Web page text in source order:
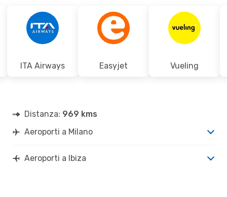
ITA Airways Easyjet Vueling
Distanza: 969 kms
Aeroporti a Milano
Aeroporti a Ibiza